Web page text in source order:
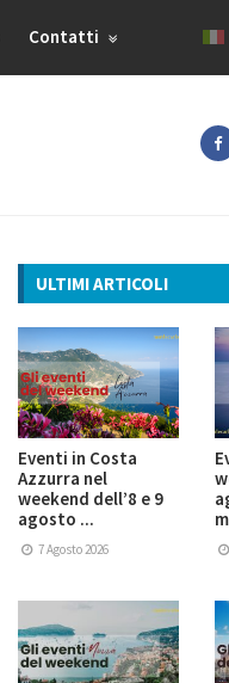
Contatti
ULTIMI ARTICOLI
Eventi in Costa
Azzurra nel
weekend dell’8 e 9
agosto ...
7 Agosto 2026